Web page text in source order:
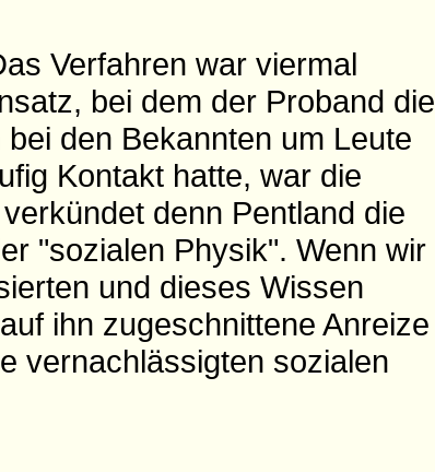
Verfahren war viermal
bei dem der Proband die
den Bekannten um Leute
Kontakt hatte, war die
denn Pentland die
"sozialen Physik". Wenn wir
und dieses Wissen
ihn zugeschnittene Anreize
vernachlässigten sozialen